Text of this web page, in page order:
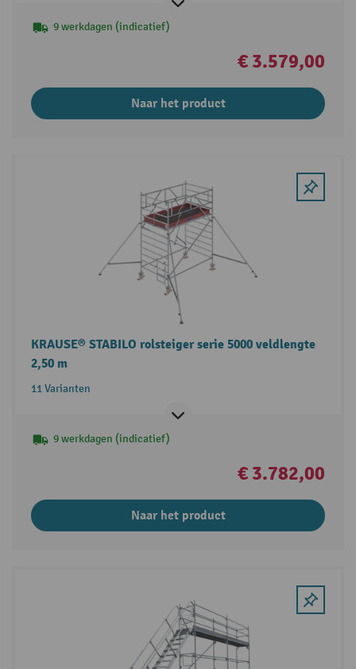
9 werkdagen (indicatief)
€ 3.579,00
Naar het product
KRAUSE® STABILO rolsteiger serie 5000 veldlengte
2,50 m
11 Varianten
9 werkdagen (indicatief)
€ 3.782,00
Naar het product